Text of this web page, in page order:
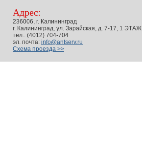
Адрес:
236006, г. Калининград
г. Калининград, ул. Зарайская, д. 7-17, 1 ЭТАЖ
тел.: (4012) 704-704
эл. почта: info@antserv.ru
Схема проезда >>